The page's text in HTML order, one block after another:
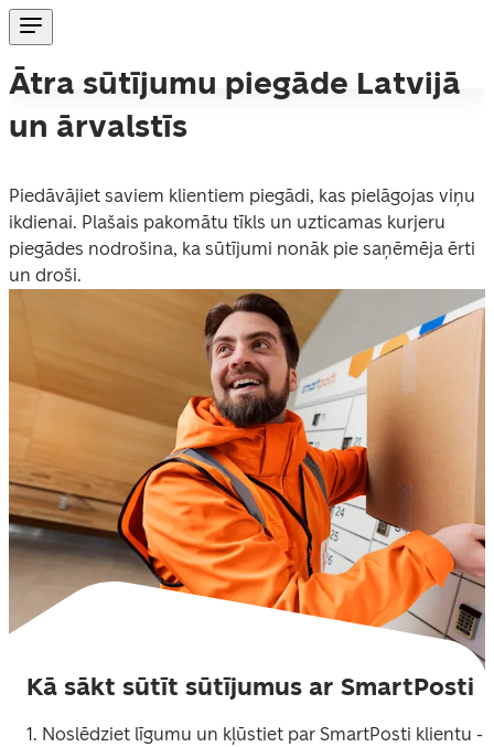
Ātra sūtījumu piegāde Latvijā
un ārvalstīs
Piedāvājiet saviem klientiem piegādi, kas pielāgojas viņu
ikdienai. Plašais pakomātu tīkls un uzticamas kurjeru
piegādes nodrošina, ka sūtījumi nonāk pie saņēmēja ērti
un droši.
Kā sākt sūtīt sūtījumus ar SmartPosti
1. Noslēdziet līgumu un kļūstiet par SmartPosti klientu -